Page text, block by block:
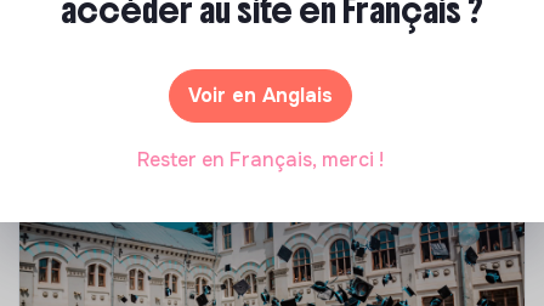
énergétique des bâtiments
Marianne Roussel•21 janvier 2025
accéder au site en Français ?
Voir en Anglais
Rester en Français, merci !